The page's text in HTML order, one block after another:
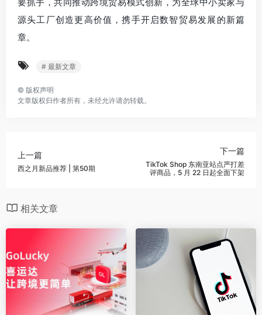
源头工厂创造更高价值，携手开启数智贸易发展的新篇
章。
# 最新文章
© 版权声明
文章版权归作者所有，未经允许请勿转载。
上一篇
西之月新品推荐 | 第50期
下一篇
TikTok Shop 东南亚站点严打差
评商品，5 月 22 日起全面下架
相关文章